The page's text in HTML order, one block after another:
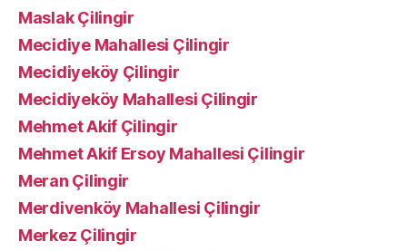
Maslak Çilingir
Mecidiye Mahallesi Çilingir
Mecidiyeköy Çilingir
Mecidiyeköy Mahallesi Çilingir
Mehmet Akif Çilingir
Mehmet Akif Ersoy Mahallesi Çilingir
Meran Çilingir
Merdivenköy Mahallesi Çilingir
Merkez Çilingir